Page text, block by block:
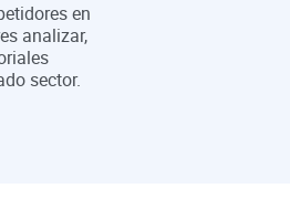
en
analizar,
sector.